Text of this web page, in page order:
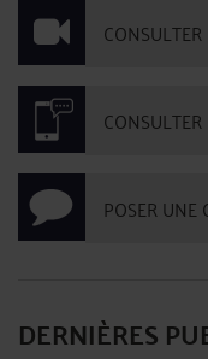
POSER UNE
DERNIÈRES